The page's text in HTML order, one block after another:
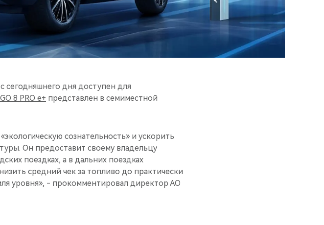
сегодняшнего дня доступен для
8 PRO e+ представлен в семиместной
сознательность» и ускорить
Он предоставит своему владельцу
поездках, а в дальних поездках
средний чек за топливо до практически
уровня», - прокомментировал директор АО